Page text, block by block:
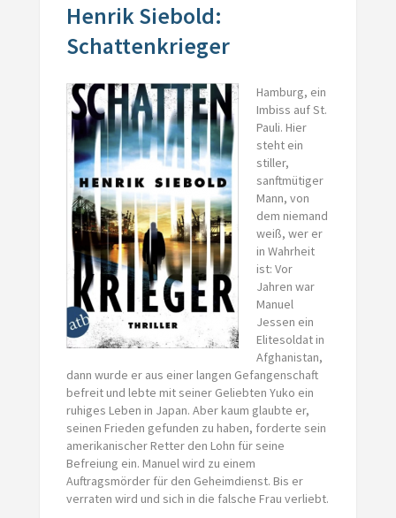
Henrik Siebold:
Schattenkrieger
Hamburg, ein
Imbiss auf St.
Pauli. Hier
steht ein
stiller,
sanftmütiger
Mann, von
dem niemand
weiß, wer er
in Wahrheit
ist: Vor
Jahren war
Manuel
Jessen ein
Elitesoldat in
Afghanistan,
dann wurde er aus einer langen Gefangenschaft
befreit und lebte mit seiner Geliebten Yuko ein
ruhiges Leben in Japan. Aber kaum glaubte er,
seinen Frieden gefunden zu haben, forderte sein
amerikanischer Retter den Lohn für seine
Befreiung ein. Manuel wird zu einem
Auftragsmörder für den Geheimdienst. Bis er
verraten wird und sich in die falsche Frau verliebt.